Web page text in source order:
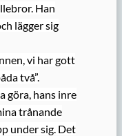
Han
lägger sig
vi har gott
två”.
göra, hans inre
trånande
under sig. Det